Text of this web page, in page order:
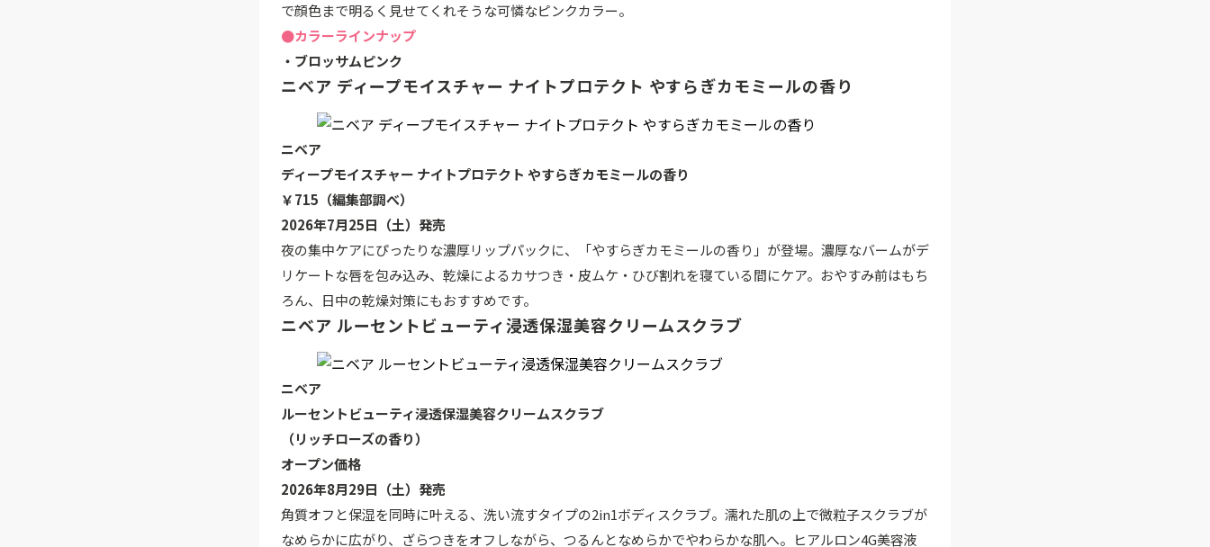
で顔色まで明るく見せてくれそうな可憐なピンクカラー。
●カラーラインナップ
・ブロッサムピンク
ニベア ディープモイスチャー ナイトプロテクト やすらぎカモミールの香り
ニベア
ディープモイスチャー ナイトプロテクト やすらぎカモミールの香り
￥715（編集部調べ）
2026年7月25日（土）発売
夜の集中ケアにぴったりな濃厚リップパックに、「やすらぎカモミールの香り」が登場。濃厚なバームがデ
リケートな唇を包み込み、乾燥によるカサつき・皮ムケ・ひび割れを寝ている間にケア。おやすみ前はもち
ろん、日中の乾燥対策にもおすすめです。
ニベア ルーセントビューティ浸透保湿美容クリームスクラブ
ニベア
ルーセントビューティ浸透保湿美容クリームスクラブ
（リッチローズの香り）
オープン価格
2026年8月29日（土）発売
角質オフと保湿を同時に叶える、洗い流すタイプの2in1ボディスクラブ。濡れた肌の上で微粒子スクラブが
なめらかに広がり、ざらつきをオフしながら、つるんとなめらかでやわらかな肌へ。ヒアルロン4G美容液